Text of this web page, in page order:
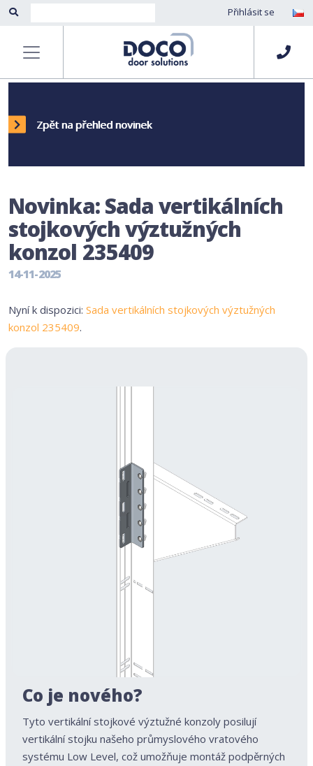
Přihlásit se
Zpět na přehled novinek
Novinka: Sada vertikálních
stojkových výztužných
konzol 235409
14-11-2025
Nyní k dispozici: Sada vertikálních stojkových výztužných
konzol 235409.
Co je nového?
Tyto vertikální stojkové výztužné konzoly posilují
vertikální stojku našeho průmyslového vratového
systému Low Level, což umožňuje montáž podpěrných